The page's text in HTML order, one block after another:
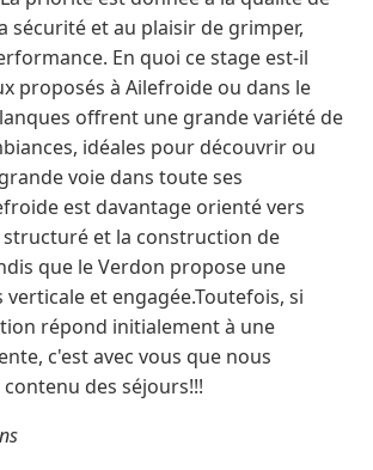
sécurité et au plaisir de grimper,
En quoi ce stage est-il
proposés à Ailefroide ou dans le
offrent une grande variété de
idéales pour découvrir ou
voie dans toute ses
est davantage orienté vers
structuré et la construction de
que le Verdon propose une
verticale et engagée.Toutefois, si
répond initialement à une
c'est avec vous que nous
des séjours!!!